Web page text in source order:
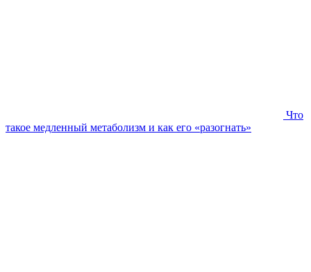
Что
такое медленный метаболизм и как его «разогнать»